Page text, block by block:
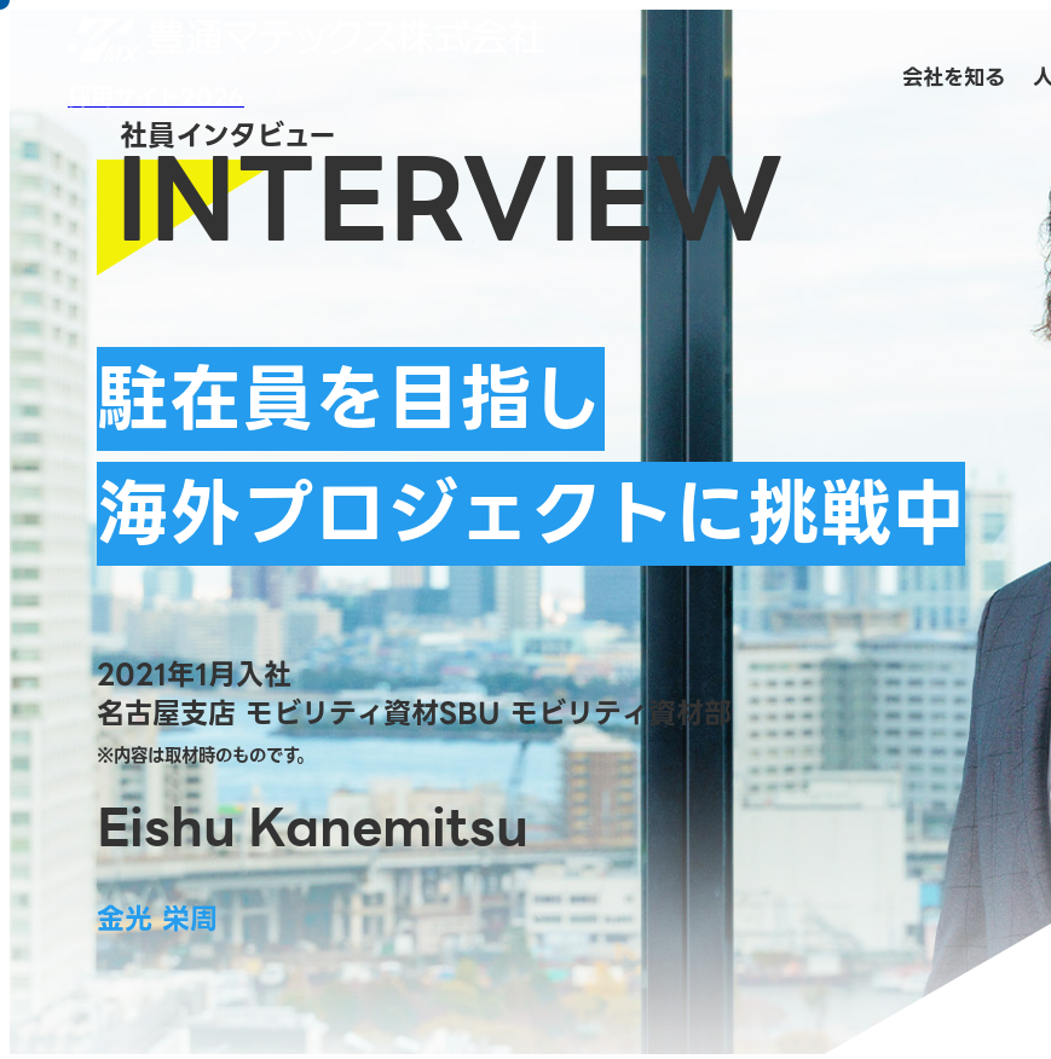
採用サイト2026
会社を知る
社員インタビュー
INTERVIEW
駐在員を目指し
海外プロジェクトに挑戦中
2021年1月入社
名古屋支店 モビリティ資材SBUモビリティ資材部
※内容は取材時のものです。
Eishu Kanemitsu
金光 栄周